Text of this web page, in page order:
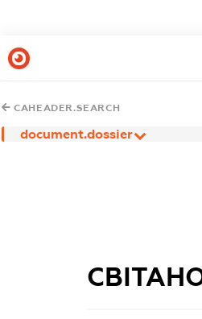
CAHEADER.SEARCH
document.dossier